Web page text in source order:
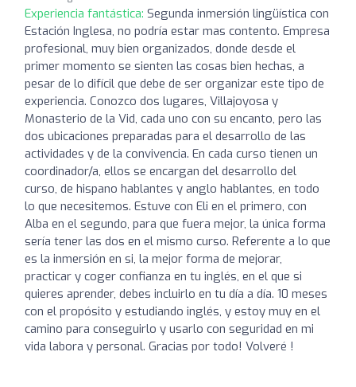
Experiencia fantástica: Segunda inmersión lingüística con
Estación Inglesa, no podría estar mas contento. Empresa
profesional, muy bien organizados, donde desde el
primer momento se sienten las cosas bien hechas, a
pesar de lo difícil que debe de ser organizar este tipo de
experiencia. Conozco dos lugares, Villajoyosa y
Monasterio de la Vid, cada uno con su encanto, pero las
dos ubicaciones preparadas para el desarrollo de las
actividades y de la convivencia. En cada curso tienen un
coordinador/a, ellos se encargan del desarrollo del
curso, de hispano hablantes y anglo hablantes, en todo
lo que necesitemos. Estuve con Eli en el primero, con
Alba en el segundo, para que fuera mejor, la única forma
sería tener las dos en el mismo curso. Referente a lo que
es la inmersión en si, la mejor forma de mejorar,
practicar y coger confianza en tu inglés, en el que si
quieres aprender, debes incluirlo en tu día a día. 10 meses
con el propósito y estudiando inglés, y estoy muy en el
camino para conseguirlo y usarlo con seguridad en mi
vida labora y personal. Gracias por todo! Volveré !